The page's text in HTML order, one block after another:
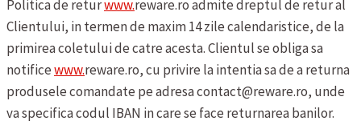
Politica de returwww.reware.ro admite dreptul de retur al
Clientului, in termen de maxim 14 zile calendaristice, de la
primirea coletului de catre acesta. Clientul se obliga sa
notificewww.reware.ro, cu privire la intentia sa de a returna
produsele comandate pe adresa contact@reware.ro, unde
va specifica codul IBAN in care se face returnarea banilor.